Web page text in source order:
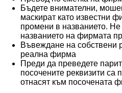
Бъдете внимателни,
маскират като известни
промени в названието.
названието на фирмата
Въвеждане на собствени
реална фирма
Преди да преведете
посочените реквизити са
отнасят към посочената